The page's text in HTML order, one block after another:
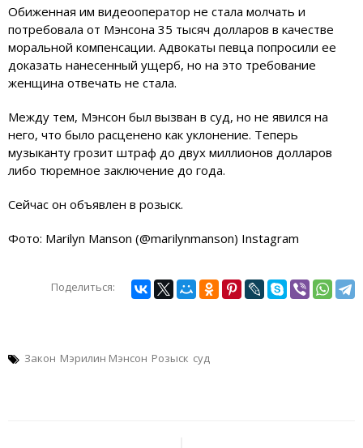
Обиженная им видеооператор не стала молчать и
потребовала от Мэнсона 35 тысяч долларов в качестве
моральной компенсации. Адвокаты певца попросили ее
доказать нанесенный ущерб, но на это требование
женщина отвечать не стала.
Между тем, Мэнсон был вызван в суд, но не явился на
него, что было расценено как уклонение. Теперь
музыканту грозит штраф до двух миллионов долларов
либо тюремное заключение до года.
Сейчас он объявлен в розыск.
Фото: Marilyn Manson (@marilynmanson) Instagram
Поделиться:
Закон Мэрилин Мэнсон Розыск суд